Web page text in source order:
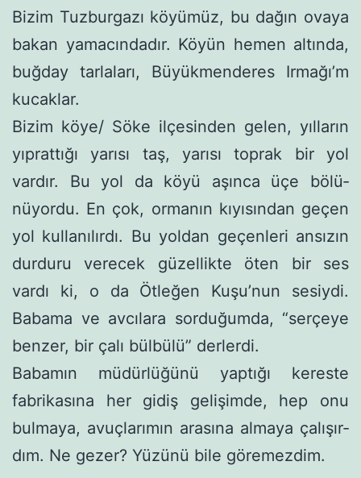
Bizim Tuzburgazı köyümüz, bu dağın ova­ya
bakan yamacındadır. Köyün hemen altında,
buğday tarlaları, Büyükmenderes Irmağı’m
kucaklar.
Bizim köye/ Söke ilçesinden gelen, yılların
yıprattığı yarısı taş, yarısı toprak bir yol
vardır. Bu yol da köyü aşınca üçe bölü­
nüyordu. En çok, ormanın kıyısından geçen
yol kullanılırdı. Bu yoldan geçenleri ansızın
durduru verecek güzellikte öten bir ses
vardı ki, o da Ötleğen Kuşu’nun sesiydi.
Babama ve avcılara sor­duğumda, “serçeye
benzer, bir çalı bülbülü” derlerdi.
Babamın müdürlüğünü yaptığı kereste
fabrikasına her gidiş gelişimde, hep onu
bulmaya, avuçlarımın arasına almaya çalışır­
dım. Ne gezer? Yüzünü bile göremezdim.